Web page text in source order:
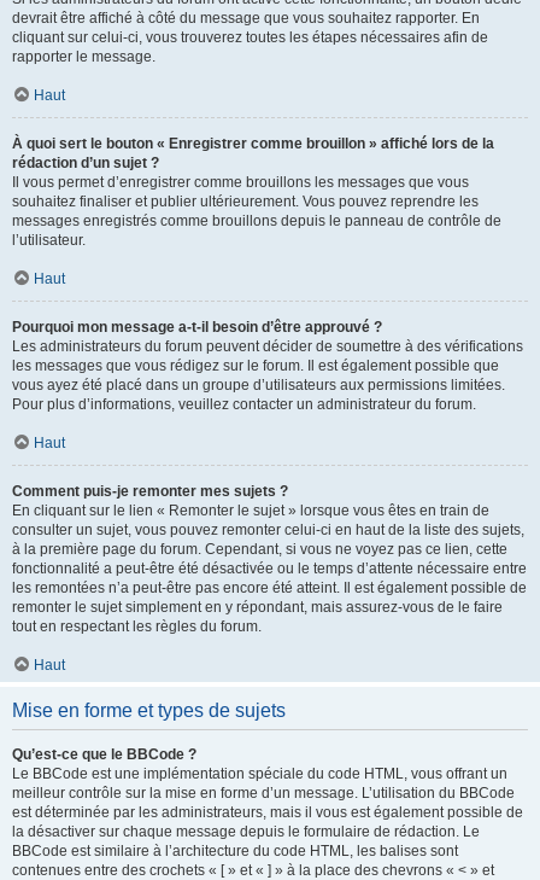
devrait être affiché à côté du message que vous souhaitez rapporter. En
cliquant sur celui-ci, vous trouverez toutes les étapes nécessaires afin de
rapporter le message.
Haut
À quoi sert le bouton « Enregistrer comme brouillon » affiché lors de la
rédaction d’un sujet ?
Il vous permet d’enregistrer comme brouillons les messages que vous
souhaitez finaliser et publier ultérieurement. Vous pouvez reprendre les
messages enregistrés comme brouillons depuis le panneau de contrôle de
l’utilisateur.
Haut
Pourquoi mon message a-t-il besoin d’être approuvé ?
Les administrateurs du forum peuvent décider de soumettre à des vérifications
les messages que vous rédigez sur le forum. Il est également possible que
vous ayez été placé dans un groupe d’utilisateurs aux permissions limitées.
Pour plus d’informations, veuillez contacter un administrateur du forum.
Haut
Comment puis-je remonter mes sujets ?
En cliquant sur le lien « Remonter le sujet » lorsque vous êtes en train de
consulter un sujet, vous pouvez remonter celui-ci en haut de la liste des sujets,
à la première page du forum. Cependant, si vous ne voyez pas ce lien, cette
fonctionnalité a peut-être été désactivée ou le temps d’attente nécessaire entre
les remontées n’a peut-être pas encore été atteint. Il est également possible de
remonter le sujet simplement en y répondant, mais assurez-vous de le faire
tout en respectant les règles du forum.
Haut
Mise en forme et types de sujets
Qu’est-ce que le BBCode ?
Le BBCode est une implémentation spéciale du code HTML, vous offrant un
meilleur contrôle sur la mise en forme d’un message. L’utilisation du BBCode
est déterminée par les administrateurs, mais il vous est également possible de
la désactiver sur chaque message depuis le formulaire de rédaction. Le
BBCode est similaire à l’architecture du code HTML, les balises sont
contenues entre des crochets « [ » et « ] » à la place des chevrons « < » et